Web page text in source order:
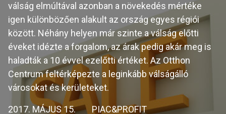
válság elmúltával azonban a növekedés mértéke
igen különbözően alakult az ország egyes régiói
között. Néhány helyen már szinte a válság előtti
éveket idézte a forgalom, az árak pedig akár meg is
haladták a 10 évvel ezelőtti értéket. Az Otthon
Centrum feltérképezte a leginkább válságálló
városokat és kerületeket.
2017. MÁJUS 15. PIAC&PROFIT